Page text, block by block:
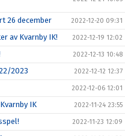
26 december 2022-12-20 09:31
av Kvarnby IK! 2022-12-19 12:02
2022-12-13 10:48
2023 2022-12-12 12:37
2022-12-06 12:01
IK 2022-11-24 23:55
2022-11-23 12:09